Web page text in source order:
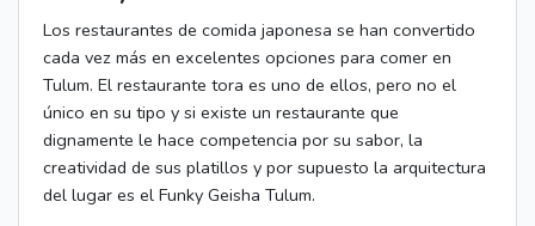
Los restaurantes de comida japonesa se han convertido
cada vez más en excelentes opciones para comer en
Tulum. El restaurante tora es uno de ellos, pero no el
único en su tipo y si existe un restaurante que
dignamente le hace competencia por su sabor, la
creatividad de sus platillos y por supuesto la arquitectura
del lugar es el Funky Geisha Tulum.